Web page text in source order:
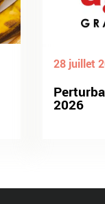
28 juillet
2026